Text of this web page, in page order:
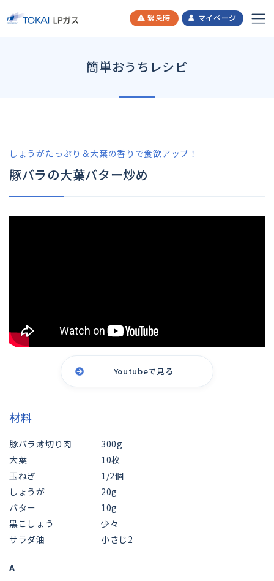
緊急時 マイページ
簡単おうちレシピ
豚バラの大葉バター炒め
しょうがたっぷり＆大葉の香りで食欲アップ！
Youtubeで見る
材料
豚バラ薄切り肉
300g
大葉
10枚
玉ねぎ
1/2個
しょうが
20g
バター
10g
黒こしょう
少々
サラダ油
小さじ2
A